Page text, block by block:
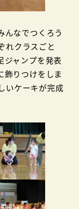
んなでつくろう
れクラスごと
ジャンプを発表
飾りつけをしま
いケーキが完成